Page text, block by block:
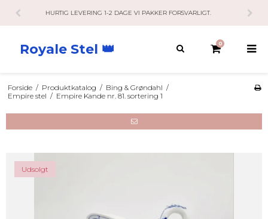
KUNDESERVICE HAR ÅBENT 10-21 RING / SMS / MAIL.
Royale Stel 👑 0
Forside / Produktkatalog / Bing & Grøndahl /
Empire stel / Empire Kande nr. 81. sortering 1
Udsolgt